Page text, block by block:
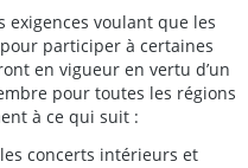
exigences voulant que les
participer à certaines
en vigueur en vertu d’un
pour toutes les régions
à ce qui suit :
concerts intérieurs et